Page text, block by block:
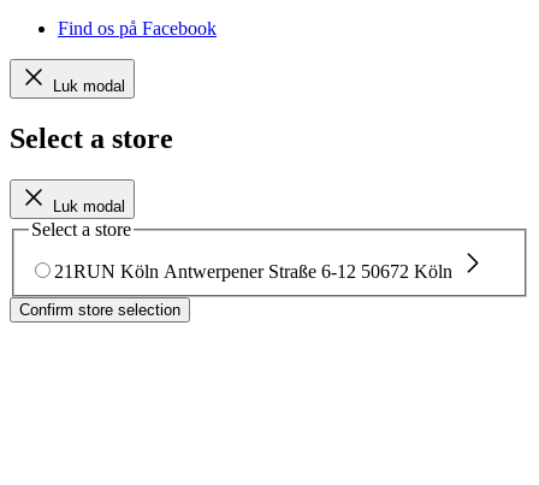
Find os på Facebook
Luk modal
Select a store
Luk modal
Select a store
21RUN Köln Antwerpener Straße 6-12 50672 Köln
Confirm store selection